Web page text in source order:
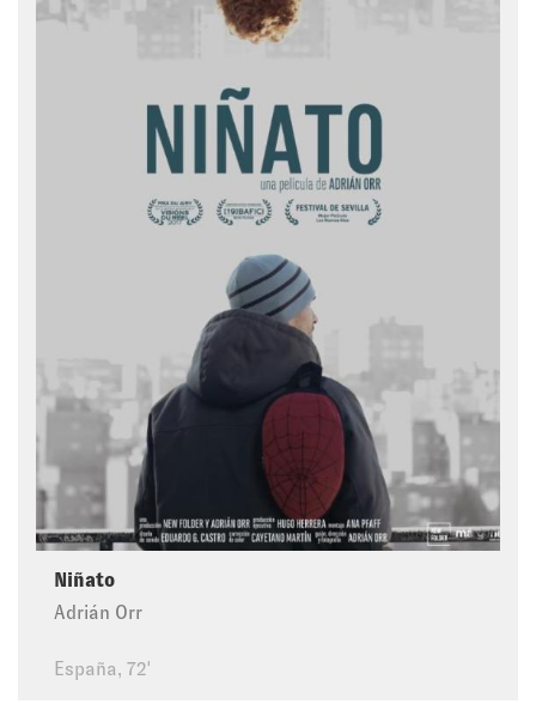
Niñato
Adrián Orr
España, 72'